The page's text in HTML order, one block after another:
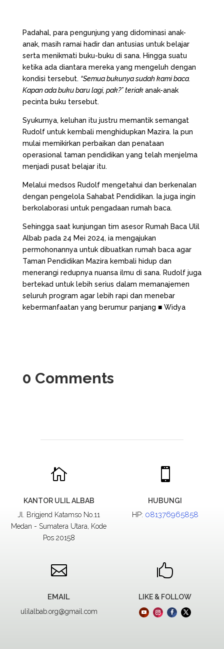
Padahal, para pengunjung yang didominasi anak-
anak, masih ramai hadir dan antusias untuk belajar
serta menikmati buku-buku di sana. Hingga suatu
ketika ada diantara mereka yang mengeluh dengan
kondisi tersebut. “Semua bukunya sudah kami baca.
Kapan ada buku baru lagi, pak?” teriakanak-anak
pecinta buku tersebut.
Syukurnya, keluhan itu justru memantik semangat
Rudolf untuk kembali menghidupkan Mazira. Ia pun
mulai memikirkan perbaikan dan penataan
operasional taman pendidikan yang telah menjelma
menjadi pusat belajar itu.
Melalui medsos Rudolf mengetahui dan berkenalan
dengan pengelola Sahabat Pendidikan. Ia juga ingin
berkolaborasi untuk pengadaan rumah baca.
Sehingga saat kunjungan tim asesor Rumah Baca Ulil
Albab pada 24 Mei 2024, ia mengajukan
permohonannya untuk dibuatkan rumah baca agar
Taman Pendidikan Mazira kembali hidup dan
menerangi redupnya nuansa ilmu di sana. Rudolf juga
bertekad untuk lebih serius dalam memanajemen
seluruh program agar lebih rapi dan menebar
kebermanfaatan yang berumur panjang ■ Widya
0 Comments

KANTOR ULIL ALBAB
Jl. Brigjend Katamso No.11
Medan - Sumatera Utara, Kode
Pos 20158

HUBUNGI
HP: 081376965858

EMAIL
ulilalbab.org@gmail.com

LIKE & FOLLOW